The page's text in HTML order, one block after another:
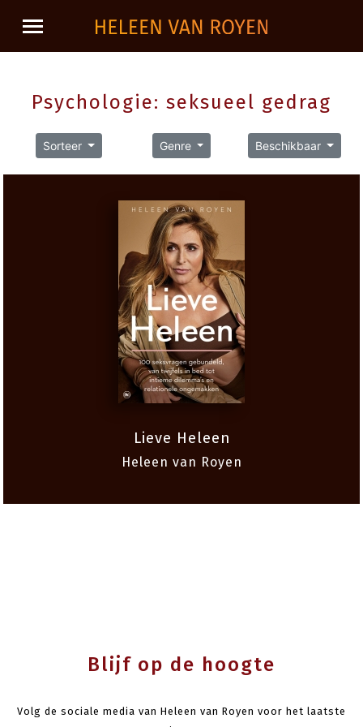
Psychologie: seksueel gedrag
Sorteer Genre Beschikbaar
Lieve Heleen
Heleen van Royen
Blijf op de hoogte
Volg de sociale media van Heleen van Royen voor het laatste